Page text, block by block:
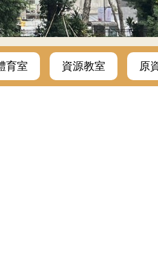
育室 資源教室 原